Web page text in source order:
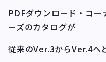
PDFダウンロード・コ
ーズのカタログが
従来のVer.3からVer.4へ